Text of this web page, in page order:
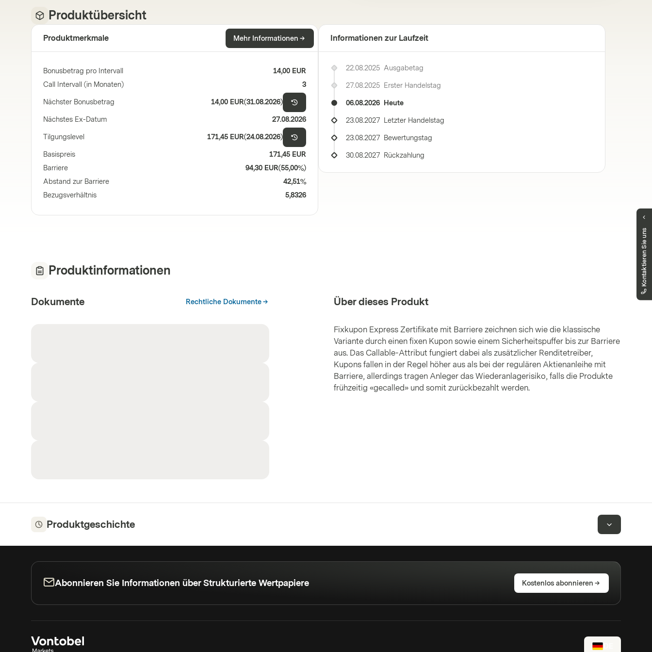
Produktübersicht
Produktmerkmale Mehr Informationen
Bonusbetrag pro Intervall
14,00 EUR
Call Intervall (in Monaten)
3
Nächster Bonusbetrag 14,00 EUR(31.08.2026)
Nächstes Ex-Datum 27.08.2026
Tilgungslevel 171,45 EUR(24.08.2026)
Basispreis
171,45 EUR
Barriere
94,30 EUR(55,00%)
Abstand zur Barriere
42,51%
Bezugsverhältnis
5,8326
Informationen zur Laufzeit
22.08.2025 Ausgabetag
27.08.2025 Erster Handelstag
06.08.2026 Heute
23.08.2027 Letzter Handelstag
23.08.2027 Bewertungstag
30.08.2027 Rückzahlung
Produktinformationen
Dokumente Rechtliche Dokumente Über dieses Produkt
Fixkupon Express Zertifikate mit Barriere zeichnen sich wie die klassische
Variante durch einen fixen Kupon sowie einem Sicherheitspuffer bis zur Barriere
aus. Das Callable-Attribut fungiert dabei als zusätzlicher Renditetreiber,
Kupons fallen in der Regel höher aus als bei der regulären Aktienanleihe mit
Barriere, allerdings tragen Anleger das Wiederanlagerisiko, falls die Produkte
frühzeitig «gecalled» und somit zurückbezahlt werden.
Produktgeschichte
Kontaktieren Sie uns
Abonnieren Sie Informationen über Strukturierte Wertpapiere Kostenlos abonnieren